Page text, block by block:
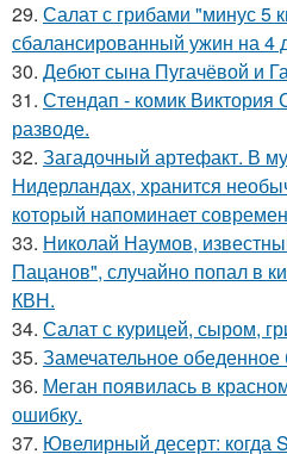
29. Салат с грибами "минус 5
сбалансированный ужин на 4
30. Дебют сына Пугачёвой и
31. Стендап - комик Виктория
разводе.
32. Загадочный артефакт. В
Нидерландах, хранится
который напоминает
33. Николай Наумов,
Пацанов", случайно попал в
КВН.
34. Салат с курицей, сыром,
35. Замечательное
36. Меган появилась в
ошибку.
37. Ювелирный десерт: когда